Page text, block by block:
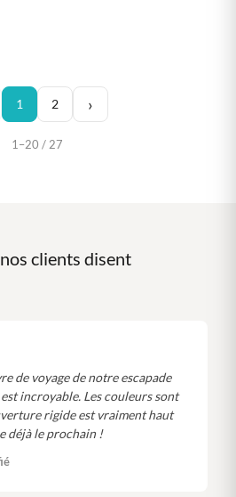
1 2 ›
1–20 / 27
clients disent
de voyage de notre escapade
incroyable. Les couleurs sont
rigide est vraiment haut
déjà le prochain !